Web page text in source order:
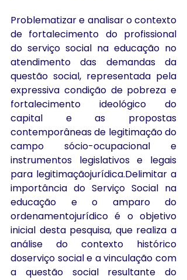
Problematizar e analisar o contexto
de fortalecimento do profissional
do serviço social na educação no
atendimento das demandas da
questão social, representada pela
expressiva condição de pobreza e
fortalecimento ideológico do
capital e as propostas
contemporâneas de legitimação do
campo sócio-ocupacional e
instrumentos legislativos e legais
para legitimaçãojurídica.Delimitar a
importância do Serviço Social na
educação e o amparo do
ordenamentojurídico é o objetivo
inicial desta pesquisa, que realiza a
análise do contexto histórico
doserviço social e a vinculação com
a questão social resultante do